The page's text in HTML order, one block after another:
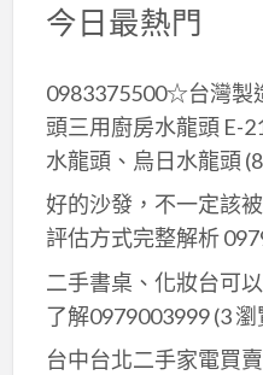
SPA
今日最熱門
0983375500☆台灣製
頭三用廚房水龍頭 E-
水龍頭、烏日水龍頭
好的沙發，不一定該
評估方式完整解析
二手書桌、化妝台可
了解0979003999(3 瀏
台中台北二手家電買